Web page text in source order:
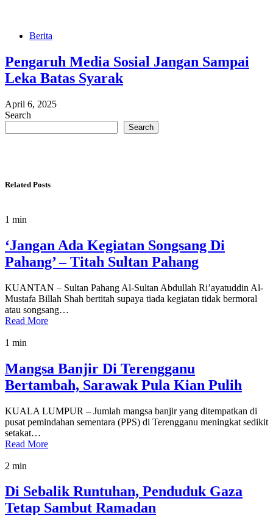
Berita
Pengaruh Media Sosial Jangan Sampai
Leka Batas Syarak
April 6, 2025
Search
Search
Related Posts
1 min
‘Jangan Ada Kegiatan Songsang Di
Pahang’ – Titah Sultan Pahang
KUANTAN – Sultan Pahang Al-Sultan Abdullah Ri’ayatuddin Al-
Mustafa Billah Shah bertitah supaya tiada kegiatan tidak bermoral
atau songsang…
Read More
1 min
Mangsa Banjir Di Terengganu
Bertambah, Sarawak Pula Kian Pulih
KUALA LUMPUR – Jumlah mangsa banjir yang ditempatkan di
pusat pemindahan sementara (PPS) di Terengganu meningkat sedikit
setakat…
Read More
2 min
Di Sebalik Runtuhan, Penduduk Gaza
Tetap Sambut Ramadan